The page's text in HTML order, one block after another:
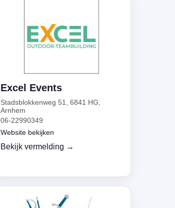
Excel Events
Stadsblokkenweg 51, 6841 HG,
Arnhem
06-22990349
Website bekijken
Bekijk vermelding →